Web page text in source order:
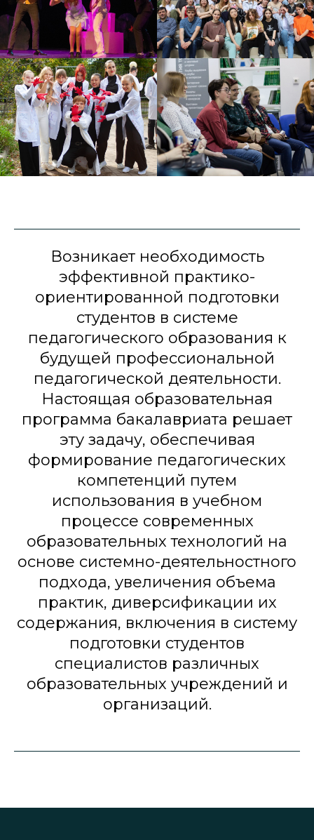
Возникает необходимость
эффективной практико-
ориентированной подготовки
студентов в системе
педагогического образования к
будущей профессиональной
педагогической деятельности.
Настоящая образовательная
программа бакалавриата решает
эту задачу, обеспечивая
формирование педагогических
компетенций путем
использования в учебном
процессе современных
образовательных технологий на
основе системно-деятельностного
подхода, увеличения объема
практик, диверсификации их
содержания, включения в систему
подготовки студентов
специалистов различных
образовательных учреждений и
организаций.